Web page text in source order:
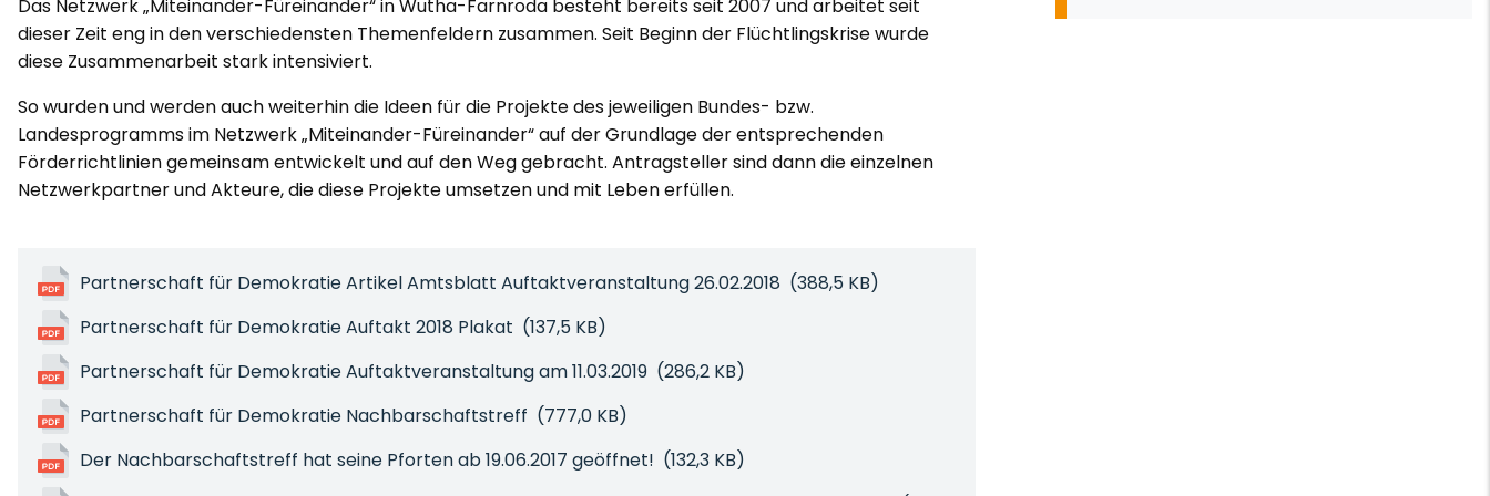
Das Netzwerk „Miteinander-Füreinander“ in Wutha-Farnroda besteht bereits seit 2007 und arbeitet seit
dieser Zeit eng in den verschiedensten Themenfeldern zusammen. Seit Beginn der Flüchtlingskrise wurde
diese Zusammenarbeit stark intensiviert.
So wurden und werden auch weiterhin die Ideen für die Projekte des jeweiligen Bundes- bzw.
Landesprogramms im Netzwerk „Miteinander-Füreinander“ auf der Grundlage der entsprechenden
Förderrichtlinien gemeinsam entwickelt und auf den Weg gebracht. Antragsteller sind dann die einzelnen
Netzwerkpartner und Akteure, die diese Projekte umsetzen und mit Leben erfüllen.
Partnerschaft für Demokratie Artikel Amtsblatt Auftaktveranstaltung 26.02.2018 (388,5 KB)
Partnerschaft für Demokratie Auftakt 2018 Plakat (137,5 KB)
Partnerschaft für Demokratie Auftaktveranstaltung am 11.03.2019 (286,2 KB)
Partnerschaft für Demokratie Nachbarschaftstreff (777,0 KB)
Der Nachbarschaftstreff hat seine Pforten ab 19.06.2017 geöffnet! (132,3 KB)